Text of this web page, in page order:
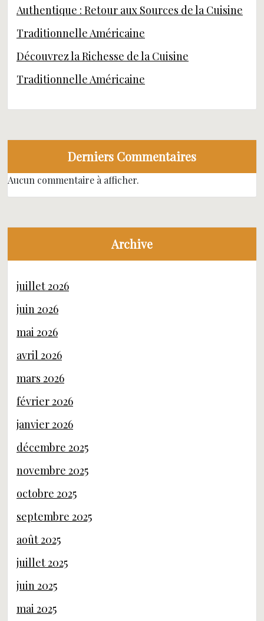
Authentique : Retour aux Sources de la Cuisine
Traditionnelle Américaine
Découvrez la Richesse de la Cuisine
Traditionnelle Américaine
Derniers Commentaires
Aucun commentaire à afficher.
Archive
juillet 2026
juin 2026
mai 2026
avril 2026
mars 2026
février 2026
janvier 2026
décembre 2025
novembre 2025
octobre 2025
septembre 2025
août 2025
juillet 2025
juin 2025
mai 2025